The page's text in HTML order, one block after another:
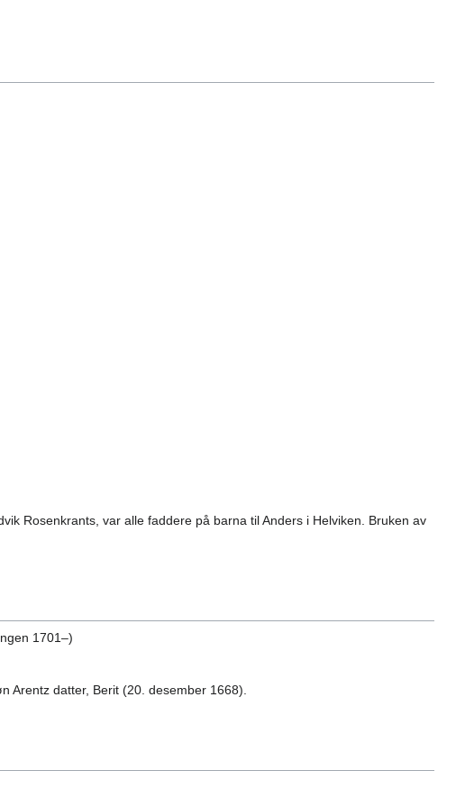
Rosenkrants, var alle faddere på barna til Anders i Helviken. Bruken av
1701–)
Arentz datter, Berit (20. desember 1668).